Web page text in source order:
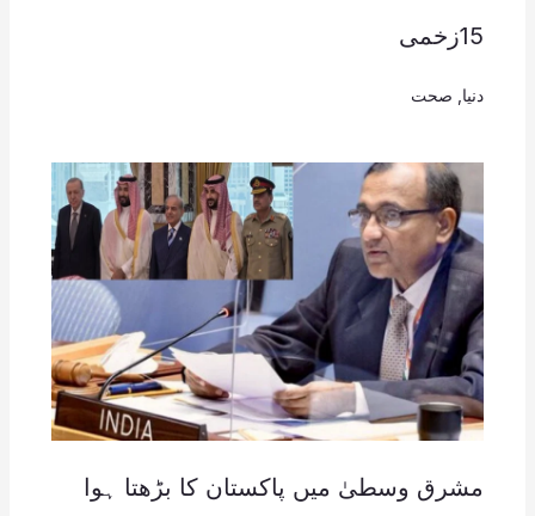
15زخمی
دنیا صحت
مشرق وسطیٰ میں پاکستان کا بڑھتا ہوا